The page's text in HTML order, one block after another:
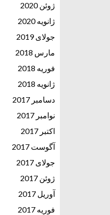
ژوئن 2020
ژانویه 2020
جولای 2019
مارس 2018
فوریه 2018
ژانویه 2018
دسامبر 2017
نوامبر 2017
اکتبر 2017
آگوست 2017
جولای 2017
ژوئن 2017
آوریل 2017
فوریه 2017